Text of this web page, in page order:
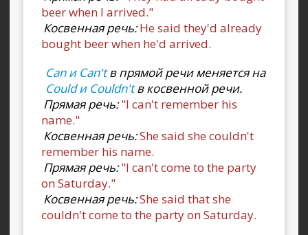
beer when I arrived."
Косвенная речь:He said they'd already
bought beer when he'd arrived.
Can и Can'tв прямой речи меняется на
Could и Couldn'tв косвенной речи.
Прямая речь:"I can't remember his
name."
Косвенная речь:She said she couldn't
remember his name.
Прямая речь:"I can't come to the party
on Saturday."
Косвенная речь:She said that she
couldn't come to the party on Saturday.